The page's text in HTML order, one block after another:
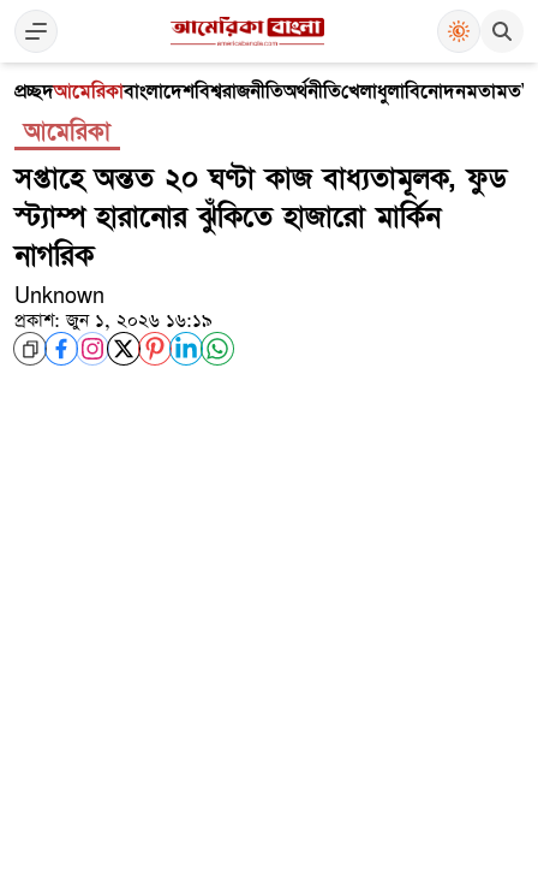
প্রচ্ছদআমেরিকাবাংলাদেশবিশ্বরাজনীতিঅর্থনীতিখেলাধুলাবিনোদনমতামত
আমেরিকা
সপ্তাহে অন্তত ২০ ঘণ্টা কাজ বাধ্যতামূলক, ফুড
স্ট্যাম্প হারানোর ঝুঁকিতে হাজারো মার্কিন
নাগরিক
Unknown
প্রকাশ: জুন ১, ২০২৬ ১৬:১৯